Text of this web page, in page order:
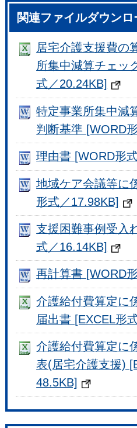
関連ファイルダウンロ
居宅介護支援費の
所集中減算チェッ
式／20.24KB]
特定事業所集中減
判断基準 [WORD
理由書 [WORD形
地域ケア会議等に
形式／17.98KB]
支援困難事例受入
式／16.14KB]
再計算書 [WORD
介護給付費算定に
届出書 [EXCEL形
介護給付費算定に
表(居宅介護支援)
48.5KB]